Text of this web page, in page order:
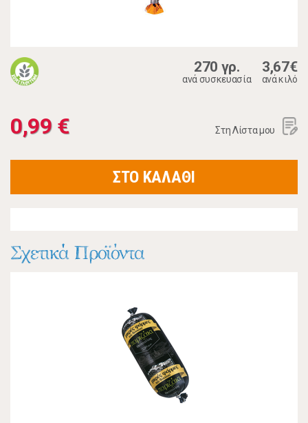
270 γρ.
ανά συσκευασία
3,67€
ανά κιλό
0,99 € Στη Λίστα μου
ΣΤΟ ΚΑΛΑΘΙ
Σχετικά Προϊόντα